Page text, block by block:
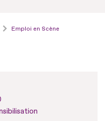
Emploi en Scène